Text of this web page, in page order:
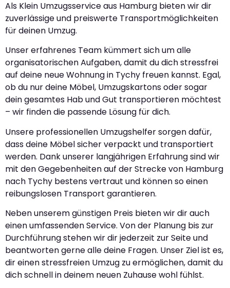
Als Klein Umzugsservice aus Hamburg bieten wir dir
zuverlässige und preiswerte Transportmöglichkeiten
für deinen Umzug.
Unser erfahrenes Team kümmert sich um alle
organisatorischen Aufgaben, damit du dich stressfrei
auf deine neue Wohnung in Tychy freuen kannst. Egal,
ob du nur deine Möbel, Umzugskartons oder sogar
dein gesamtes Hab und Gut transportieren möchtest
– wir finden die passende Lösung für dich.
Unsere professionellen Umzugshelfer sorgen dafür,
dass deine Möbel sicher verpackt und transportiert
werden. Dank unserer langjährigen Erfahrung sind wir
mit den Gegebenheiten auf der Strecke von Hamburg
nach Tychy bestens vertraut und können so einen
reibungslosen Transport garantieren.
Neben unserem günstigen Preis bieten wir dir auch
einen umfassenden Service. Von der Planung bis zur
Durchführung stehen wir dir jederzeit zur Seite und
beantworten gerne alle deine Fragen. Unser Ziel ist es,
dir einen stressfreien Umzug zu ermöglichen, damit du
dich schnell in deinem neuen Zuhause wohl fühlst.